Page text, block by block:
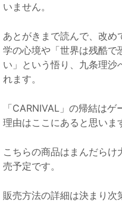
いません。
あとがきまで読んで、改
学の心境や「世界は残酷で
い」という悟り、九条理沙
れます。
「CARNIVAL」の帰結は
理由はここにあると思いま
こちらの商品はまんだらけ
売予定です。
販売方法の詳細は決まり次